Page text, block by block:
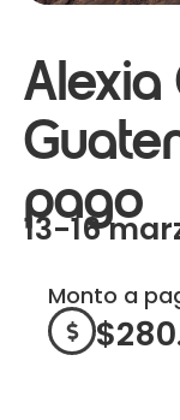
Alexia
pago
13-16
Monto a
$